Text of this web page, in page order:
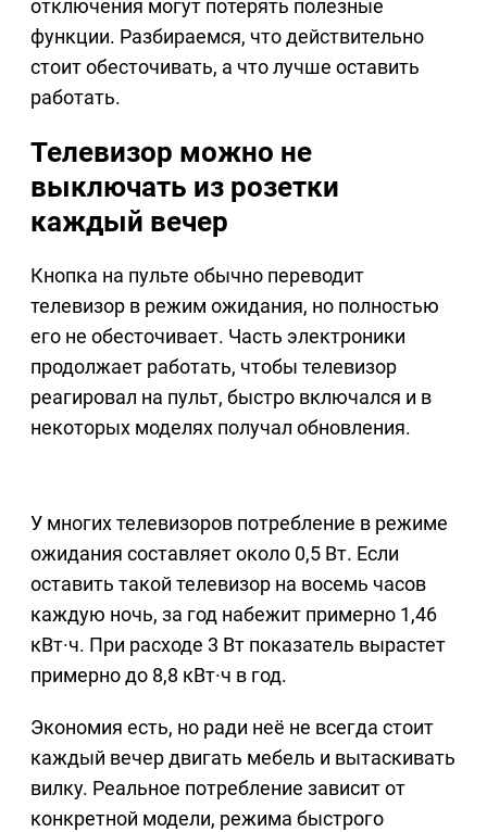
отключения могут потерять полезные
функции. Разбираемся, что действительно
стоит обесточивать, а что лучше оставить
работать.
Телевизор можно не
выключать из розетки
каждый вечер
Кнопка на пульте обычно переводит
телевизор в режим ожидания, но полностью
его не обесточивает. Часть электроники
продолжает работать, чтобы телевизор
реагировал на пульт, быстро включался и в
некоторых моделях получал обновления.
У многих телевизоров потребление в режиме
ожидания составляет около 0,5 Вт. Если
оставить такой телевизор на восемь часов
каждую ночь, за год набежит примерно 1,46
кВт·ч. При расходе 3 Вт показатель вырастет
примерно до 8,8 кВт·ч в год.
Экономия есть, но ради неё не всегда стоит
каждый вечер двигать мебель и вытаскивать
вилку. Реальное потребление зависит от
конкретной модели, режима быстрого